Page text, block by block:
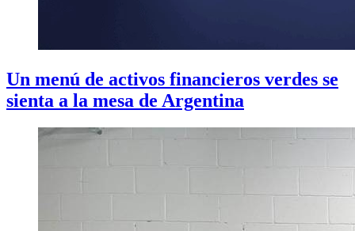
Un menú de activos financieros verdes se
sienta a la mesa de Argentina